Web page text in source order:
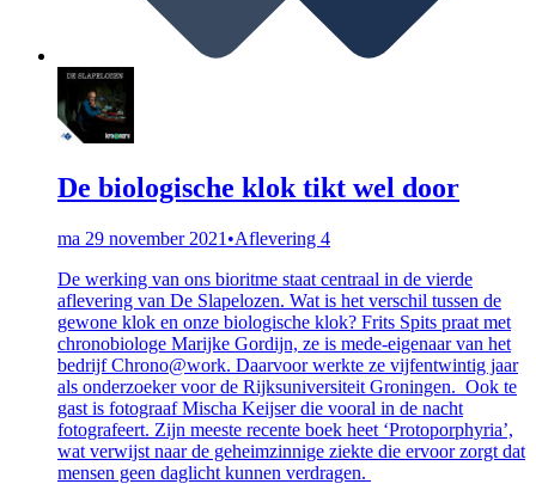
De biologische klok tikt wel door
ma 29 november 2021 •Aflevering 4
De werking van ons bioritme staat centraal in de vierde
aflevering van De Slapelozen. Wat is het verschil tussen de
gewone klok en onze biologische klok? Frits Spits praat met
chronobiologe Marijke Gordijn, ze is mede-eigenaar van het
bedrijf Chrono@work. Daarvoor werkte ze vijfentwintig jaar
als onderzoeker voor de Rijksuniversiteit Groningen. Ook te
gast is fotograaf Mischa Keijser die vooral in de nacht
fotografeert. Zijn meeste recente boek heet ‘Protoporphyria’,
wat verwijst naar de geheimzinnige ziekte die ervoor zorgt dat
mensen geen daglicht kunnen verdragen.